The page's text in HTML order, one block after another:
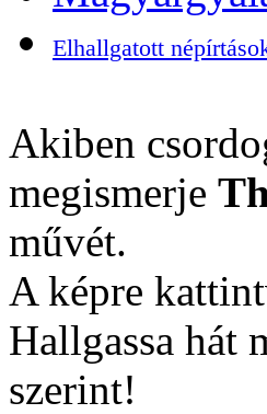
Elhallgatott
Akiben
megismerje
művét.
A képre
Hallgassa hát
szerint!